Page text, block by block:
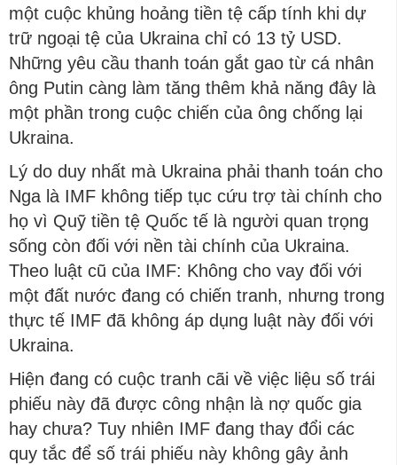
một cuộc khủng hoảng tiền tệ cấp tính khi dự
trữ ngoại tệ của Ukraina chỉ có 13 tỷ USD.
Những yêu cầu thanh toán gắt gao từ cá nhân
ông Putin càng làm tăng thêm khả năng đây là
một phần trong cuộc chiến của ông chống lại
Ukraina.
Lý do duy nhất mà Ukraina phải thanh toán cho
Nga là IMF không tiếp tục cứu trợ tài chính cho
họ vì Quỹ tiền tệ Quốc tế là người quan trọng
sống còn đối với nền tài chính của Ukraina.
Theo luật cũ của IMF: Không cho vay đối với
một đất nước đang có chiến tranh, nhưng trong
thực tế IMF đã không áp dụng luật này đối với
Ukraina.
Hiện đang có cuộc tranh cãi về việc liệu số trái
phiếu này đã được công nhận là nợ quốc gia
hay chưa? Tuy nhiên IMF đang thay đổi các
quy tắc để số trái phiếu này không gây ảnh